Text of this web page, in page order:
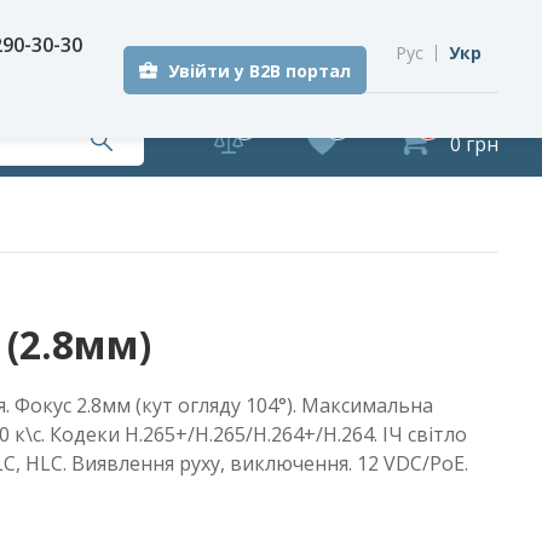
30-30
Увійти у B2B портал
Рус Укр
0 грн
(2.8мм)
Фокус 2.8мм (кут огляду 104°). Максимальна
Кодеки H.265+/H.265/H.264+/H.264. ІЧ світло
HLC. Виявлення руху, виключення. 12 VDC/PoE.